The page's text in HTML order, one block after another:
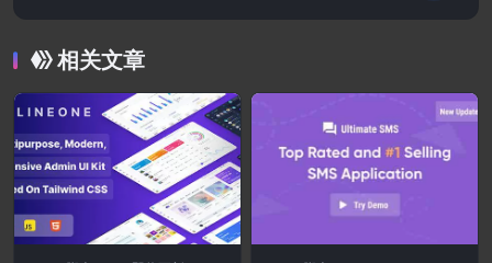
ravel管理面板
相关文章